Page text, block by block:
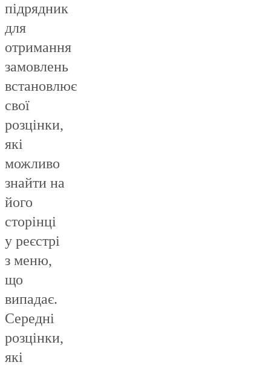
підрядник
для
отримання
замовлень
встановлює
свої
розцінки,
які
можливо
знайти на
його
сторінці
у реєстрі
з меню,
що
випадає.
Середні
розцінки,
які